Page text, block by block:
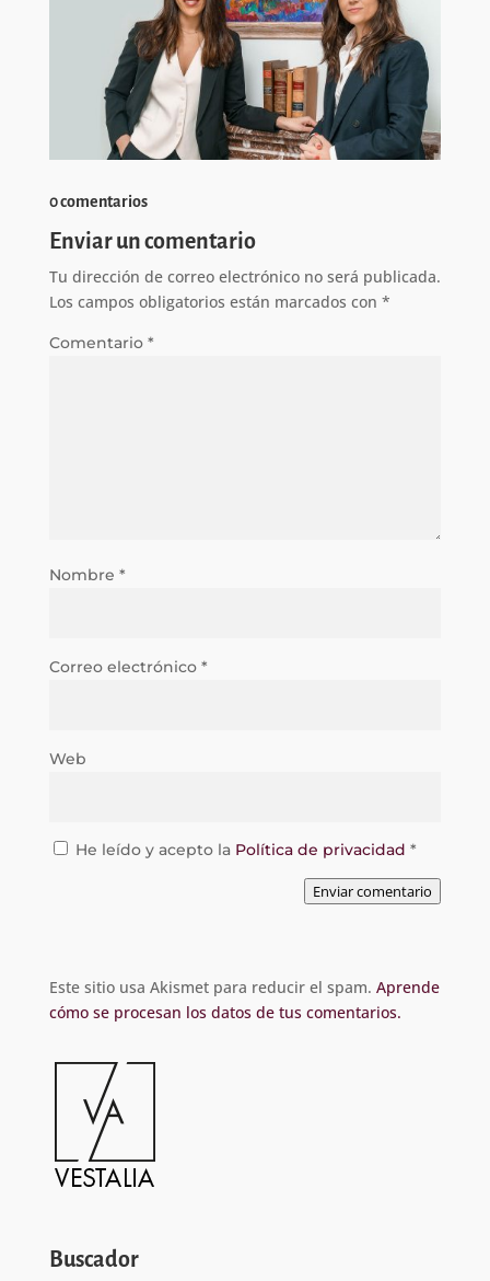
0 comentarios
Enviar un comentario
Tu dirección de correo electrónico no será publicada.
Los campos obligatorios están marcados con *
Comentario *
Nombre *
Correo electrónico *
Web
He leído y acepto la Política de privacidad *
Enviar comentario
Este sitio usa Akismet para reducir el spam. Aprende
cómo se procesan los datos de tus comentarios.
Buscador